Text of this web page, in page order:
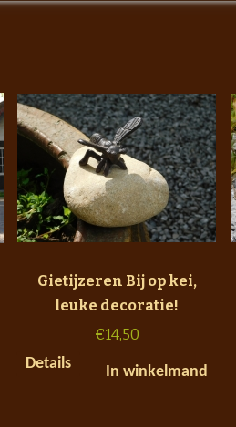
Gietijzeren Bij op kei,
leuke decoratie!
€14,50
Details
In winkelmand